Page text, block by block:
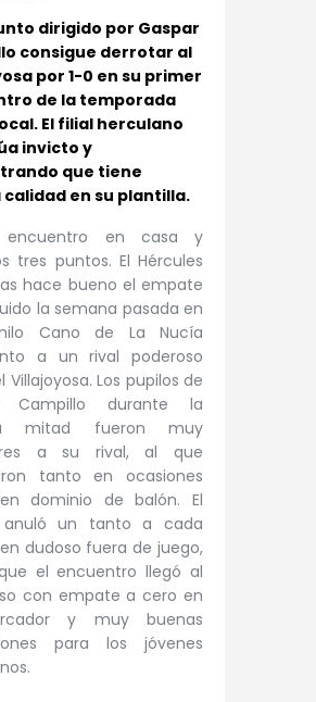
dirigido por Gaspar
consigue derrotar al
por 1-0 en su primer
de la temporada
El filial herculano
invicto y
que tiene
calidad en su plantilla.
encuentro en casa y
tres puntos. El Hércules
hace bueno el empate
la semana pasada en
Cano de La Nucía
a un rival poderoso
Villajoyosa. Los pupilos de
Campillo durante la
mitad fueron muy
a su rival, al que
tanto en ocasiones
dominio de balón. El
anuló un tanto a cada
dudoso fuera de juego,
el encuentro llegó al
con empate a cero en
y muy buenas
para los jóvenes